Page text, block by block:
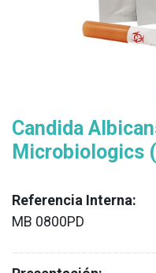
Candida
Microbiologics
Referencia Interna:
MB 0800PD